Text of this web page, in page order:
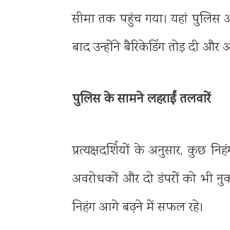
सीमा तक पहुंच गया। यहां
बाद उन्होंने बैरिकेडिंग तोड़ दी
पुलिस के सामने लहराईं तलवारें
प्रत्यक्षदर्शियों के अनुसार, कुछ
अवरोधकों और दो डंपरों को भी
निहंग आगे बढ़ने में सफल रहे।